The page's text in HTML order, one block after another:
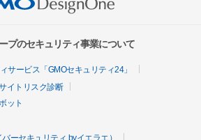
プのセキュリティ事業について
サービス「GMOセキュリティ24」
イトリスク診断
ット
ーセキュリティ byイエラエ）